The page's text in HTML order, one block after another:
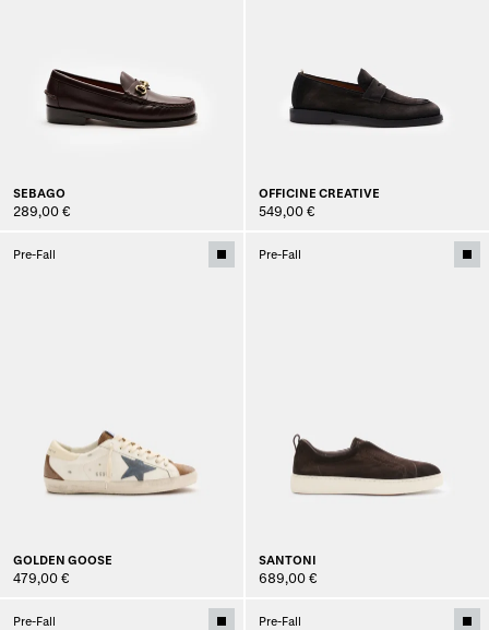
SEBAGO
289,00 €
OFFICINE CREATIVE
549,00 €
Pre-Fall
GOLDEN GOOSE
479,00 €
Pre-Fall
SANTONI
689,00 €
Pre-Fall Pre-Fall